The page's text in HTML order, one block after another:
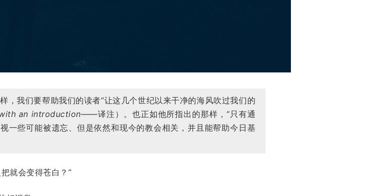
我们要帮助我们的读者“让这几个世纪以来干净的海风吹过我们的
an introduction——译注）。也正如他所指出的那样，“只有通
一些可能被遗忘、但是依然和现今的教会相关，并且能帮助今日基
就会变得苍白？”